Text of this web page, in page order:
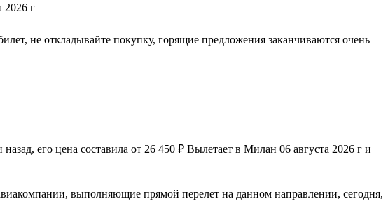
2026 г
не откладывайте покупку, горящие предложения заканчиваются очень
его цена составила от 26 450 ₽ Вылетает в Милан 06 августа 2026 г и
выполняющие прямой перелет на данном направлении, сегодня,